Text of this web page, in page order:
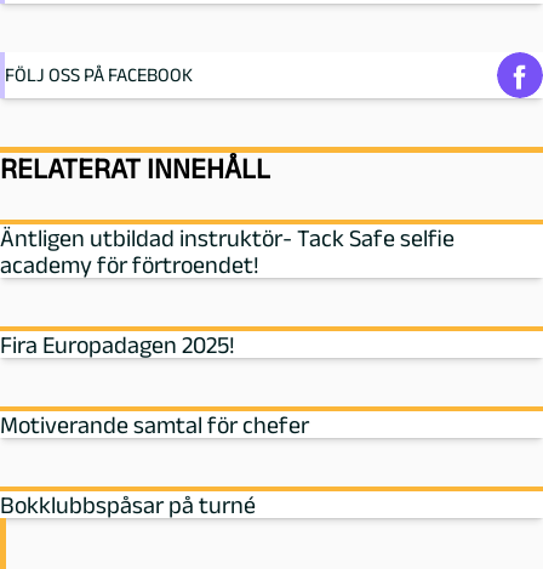
FÖLJ OSS PÅ FACEBOOK
RELATERAT INNEHÅLL
Äntligen utbildad instruktör- Tack Safe selfie
academy för förtroendet!
Fira Europadagen 2025!
Motiverande samtal för chefer
Bokklubbspåsar på turné